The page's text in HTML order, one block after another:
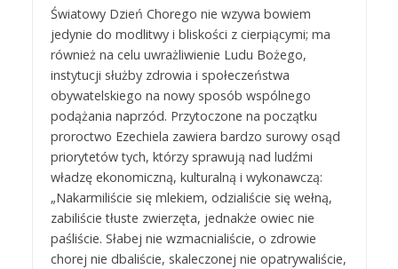
Światowy Dzień Chorego nie wzywa bowiem
jedynie do modlitwy i bliskości z cierpiącymi; ma
również na celu uwrażliwienie Ludu Bożego,
instytucji służby zdrowia i społeczeństwa
obywatelskiego na nowy sposób wspólnego
podążania naprzód. Przytoczone na początku
proroctwo Ezechiela zawiera bardzo surowy osąd
priorytetów tych, którzy sprawują nad ludźmi
władzę ekonomiczną, kulturalną i wykonawczą:
„Nakarmiliście się mlekiem, odzialiście się wełną,
zabiliście tłuste zwierzęta, jednakże owiec nie
paśliście. Słabej nie wzmacnialiście, o zdrowie
chorej nie dbaliście, skaleczonej nie opatrywaliście,